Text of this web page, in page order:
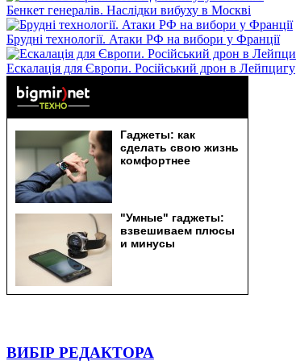
Бенкет генералів. Наслідки вибуху в Москві
Брудні технології. Атаки РФ на вибори у Франції
Ескалація для Європи. Російський дрон в Лейпцигу
ВИБІР РЕДАКТОРА